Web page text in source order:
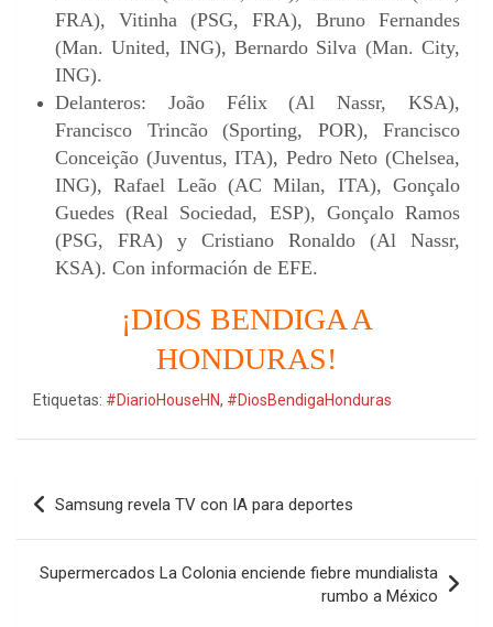
FRA), Vitinha (PSG, FRA), Bruno Fernandes
(Man. United, ING), Bernardo Silva (Man. City,
ING).
Delanteros: João Félix (Al Nassr, KSA),
Francisco Trincão (Sporting, POR), Francisco
Conceição (Juventus, ITA), Pedro Neto (Chelsea,
ING), Rafael Leão (AC Milan, ITA), Gonçalo
Guedes (Real Sociedad, ESP), Gonçalo Ramos
(PSG, FRA) y Cristiano Ronaldo (Al Nassr,
KSA). Con información de EFE.
¡DIOS BENDIGA A
HONDURAS!
Etiquetas: #DiarioHouseHN, #DiosBendigaHonduras
Navegación
de
entradas
Samsung revela TV con IA para deportes
Supermercados La Colonia enciende fiebre mundialista
rumbo a México